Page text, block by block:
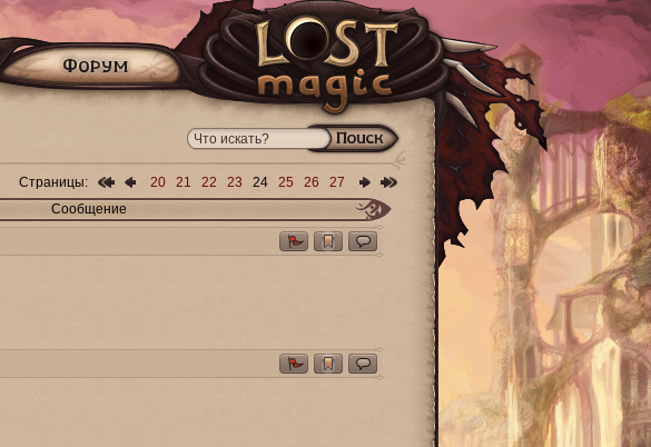
Страницы: 20 21 22 23 24 25 26
27
Сообщение